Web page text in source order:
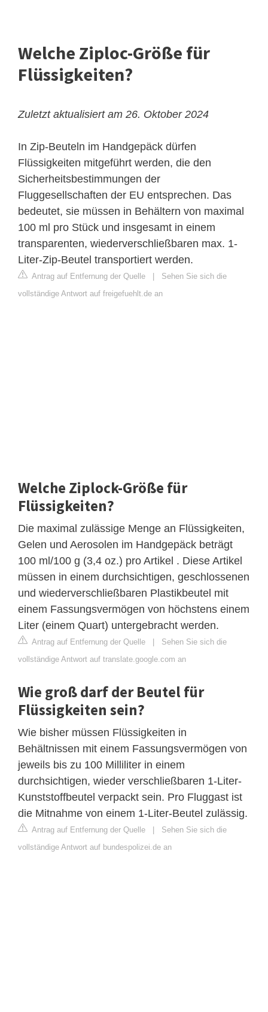
Welche Ziploc-Größe für
Flüssigkeiten?
Zuletzt aktualisiert am 26. Oktober 2024
In Zip-Beuteln im Handgepäck dürfen
Flüssigkeiten mitgeführt werden, die den
Sicherheitsbestimmungen der
Fluggesellschaften der EU entsprechen. Das
bedeutet, sie müssen in Behältern von maximal
100 ml pro Stück und insgesamt in einem
transparenten, wiederverschließbaren max. 1-
Liter-Zip-Beutel transportiert werden.
Antrag auf Entfernung der Quelle
Sehen Sie sich die
vollständige Antwort auf freigefuehlt.de an
Welche Ziplock-Größe für
Flüssigkeiten?
Die maximal zulässige Menge an Flüssigkeiten,
Gelen und Aerosolen im Handgepäck beträgt
100 ml/100 g (3,4 oz.) pro Artikel . Diese Artikel
müssen in einem durchsichtigen, geschlossenen
und wiederverschließbaren Plastikbeutel mit
einem Fassungsvermögen von höchstens einem
Liter (einem Quart) untergebracht werden.
Antrag auf Entfernung der Quelle
Sehen Sie sich die
vollständige Antwort auf translate.google.com an
Wie groß darf der Beutel für
Flüssigkeiten sein?
Wie bisher müssen Flüssigkeiten in
Behältnissen mit einem Fassungsvermögen von
jeweils bis zu 100 Milliliter in einem
durchsichtigen, wieder verschließbaren 1-Liter-
Kunststoffbeutel verpackt sein. Pro Fluggast ist
die Mitnahme von einem 1-Liter-Beutel zulässig.
Antrag auf Entfernung der Quelle
Sehen Sie sich die
vollständige Antwort auf bundespolizei.de an